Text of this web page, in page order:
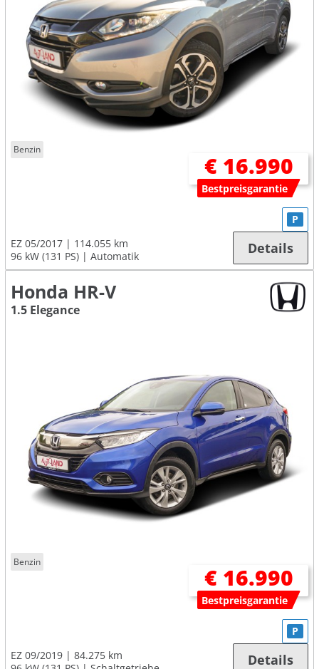
Benzin
€ 16.990
Bestpreisgarantie
EZ 05/2017
114.055 km
96 kW (131 PS)
Automatik
P
Details
Honda HR-V
1.5 Elegance
Benzin
€ 16.990
Bestpreisgarantie
EZ 09/2019
84.275 km
P
Details